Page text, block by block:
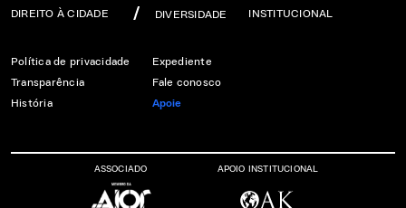
DIREITO À CIDADE DIVERSIDADE INSTITUCIONAL
Política de privacidade
Transparência
História
Expediente
Fale conosco
Apoie
ASSOCIADO APOIO INSTITUCIONAL